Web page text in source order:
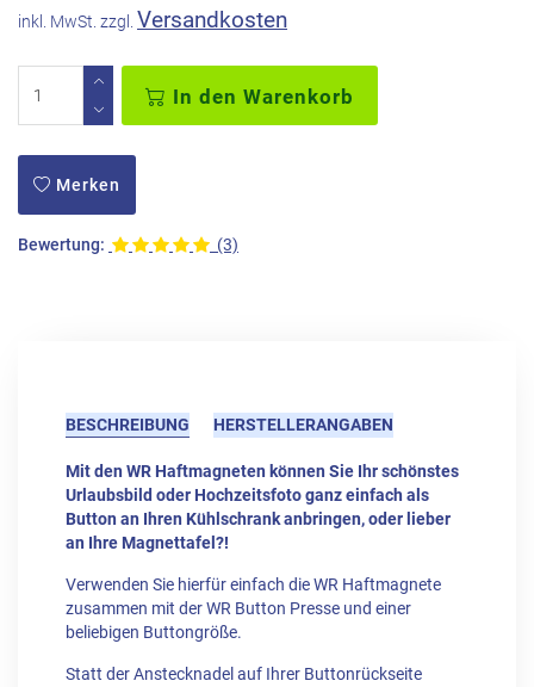
inkl. MwSt. zzgl. Versandkosten
In den Warenkorb
Merken
Bewertung: (3)
BESCHREIBUNG HERSTELLERANGABEN
Mit den WR Haftmagneten können Sie Ihr schönstes
Urlaubsbild oder Hochzeitsfoto ganz einfach als
Button an Ihren Kühlschrank anbringen, oder lieber
an Ihre Magnettafel?!
Verwenden Sie hierfür einfach die WR Haftmagnete
zusammen mit der WR Button Presse und einer
beliebigen Buttongröße.
Statt der Anstecknadel auf Ihrer Buttonrückseite